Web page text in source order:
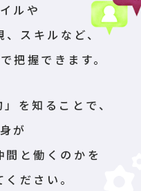
ルや
スキルなど、
把握できます。
を知ることで、
が
間と働くのかを
ださい。